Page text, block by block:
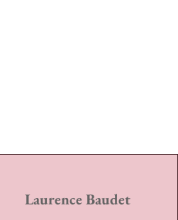
Laurence Baudet